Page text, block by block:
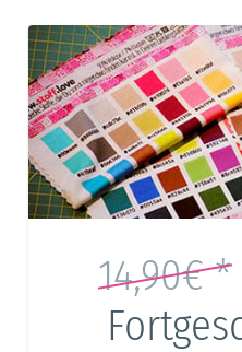
14,90€ *